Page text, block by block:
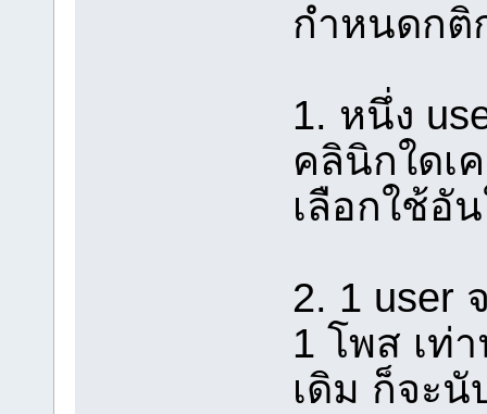
กำหนดกติ
1. หนึ่ง
คลินิกใดเ
เลือกใช้อั
2. 1 user
1 โพส เท่
เดิม ก็จะ